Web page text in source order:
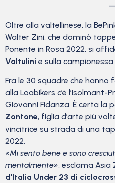
Oltre alla valtellinese, la
Walter Zini, che dominò
Ponente in Rosa 2022, si
Valtulini e sulla
Fra le 30 squadre che hanno
alla Loabikers c’è
Giovanni Fidanza. È certa la
Zontone, figlia d’arte più
vincitrice su strada di una
2022.
«Mi sento bene e sono
mentalmente», esclama Asia
d’Italia Under 23 di